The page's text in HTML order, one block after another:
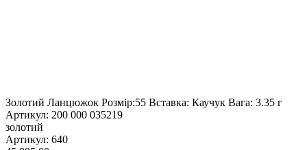
Золотий Ланцюжок Розмір:55 Вставка: Каучук Вага: 3.35 г
Артикул: 200 000 035219
золотий
Артикул: 640